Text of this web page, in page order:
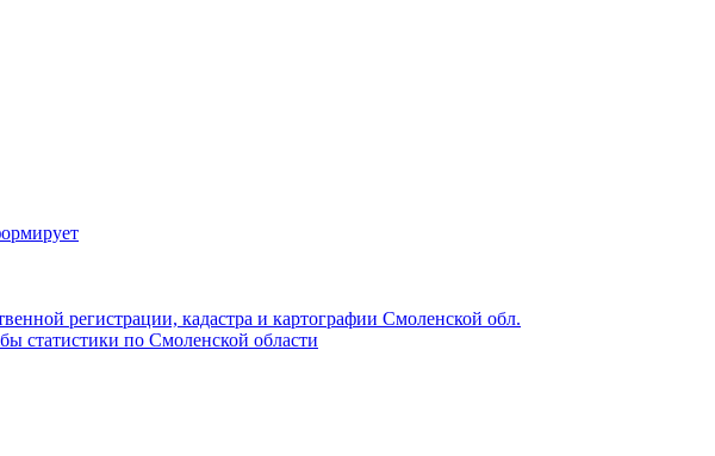
регистрации, кадастра и картографии Смоленской обл.
статистики по Смоленской области